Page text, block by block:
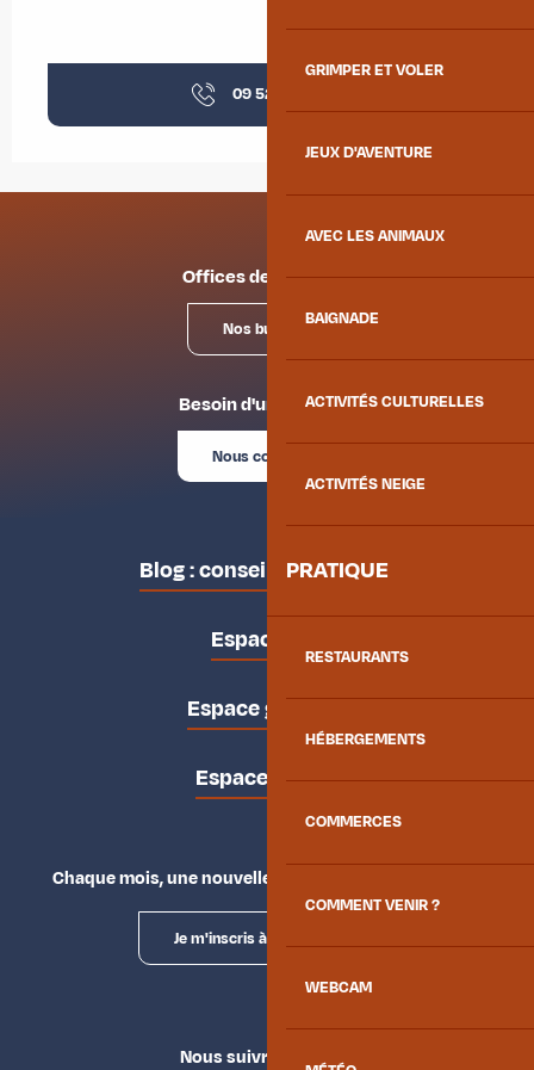
GRIMPER ET VOLER
JEUX D'AVENTURE
AVEC LES ANIMAUX
BAIGNADE
ACTIVITÉS CULTURELLES
ACTIVITÉS NEIGE
PRATIQUE
RESTAURANTS
HÉBERGEMENTS
COMMERCES
COMMENT VENIR ?
WEBCAM
09 52 58 11
Offices de tourisme
Nos bureaux
Besoin d'un conseil ?
Nous contacter
Blog : conseils des locaux
Espace pro
Espace groupes
Espace presse
Chaque mois, une nouvelle façon d'explorer la vallée.
Je m'inscris à la newsletter
Nous suivre